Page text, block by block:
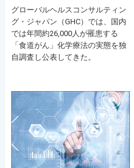
グローバルヘルスコンサルティン
グ・ジャパン（GHC）では、国内
では年間約26,000人が罹患する
「食道がん」化学療法の実態を独
自調査し公表してきた。